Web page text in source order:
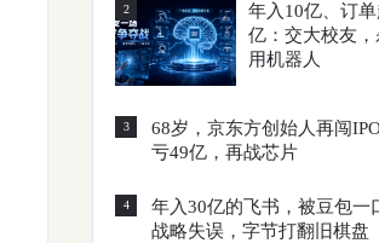
2
年入10亿、订单
亿：交大校友，
用机器人
3
68岁，京东方创始人再闯
亏49亿，再战芯片
4
年入30亿的飞书，被豆包一
战略失误，字节打翻旧棋盘